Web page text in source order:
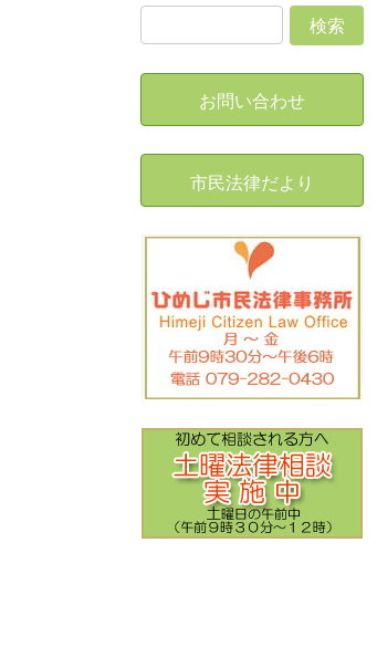
お問い合わせ
市民法律だより